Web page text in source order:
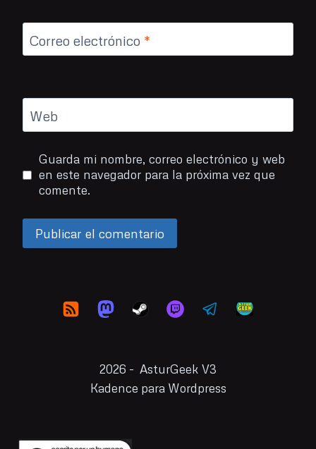
Correo electrónico *
Web
Guarda mi nombre, correo electrónico y web
en este navegador para la próxima vez que
comente.
2026 - AsturGeek V3
Kadence para Wordpress